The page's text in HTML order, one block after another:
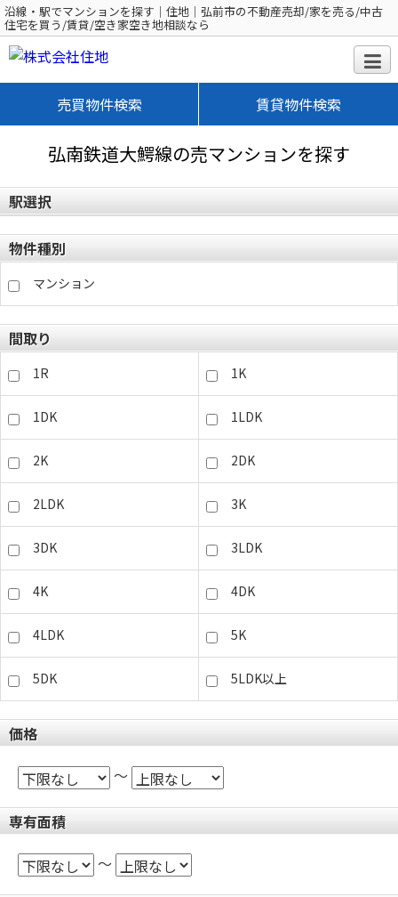
沿線・駅でマンションを探す｜住地｜弘前市の不動産売却/家を売る/中古
住宅を買う/賃貸/空き家空き地相談なら
売買物件検索 賃貸物件検索
弘南鉄道大鰐線の売マンションを探す
駅選択
物件種別
マンション
間取り
1R 1K
1DK 1LDK
2K 2DK
2LDK 3K
3DK 3LDK
4K 4DK
4LDK 5K
5DK 5LDK以上
価格
～
専有面積
～